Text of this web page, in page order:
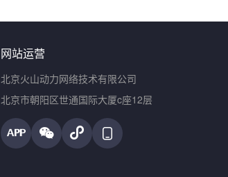
网站运营
北京火山动力网络技术有限公司
北京市朝阳区世通国际大厦c座12层